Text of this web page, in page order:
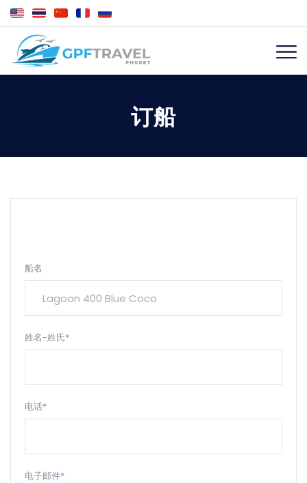
订船
船名
姓名-姓氏*
电话*
电子邮件*